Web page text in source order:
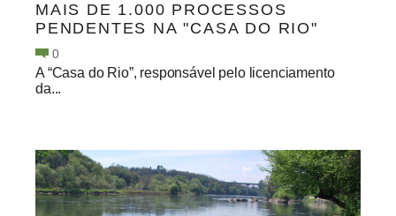
MAIS DE 1.000 PROCESSOS
PENDENTES NA "CASA DO RIO"
0
A “Casa do Rio”, responsável pelo licenciamento
da...